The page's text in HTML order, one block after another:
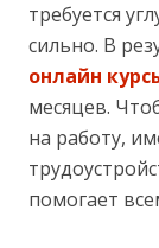
требуется
сильно. В
онлайн
месяцев.
на работу,
помогает